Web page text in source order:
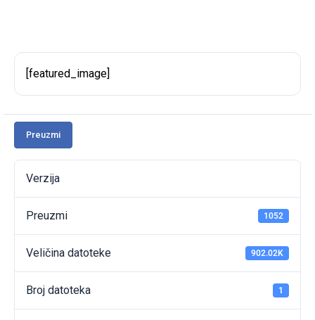
[featured_image]
Preuzmi
Verzija
Preuzmi 1052
Veličina datoteke 902.02K
Broj datoteka 1